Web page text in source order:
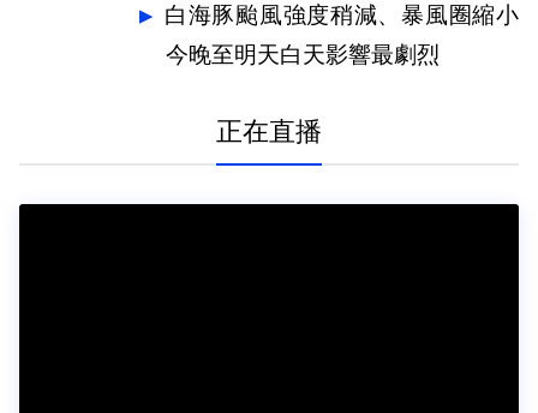
白海豚颱風強度稍減、暴風圈縮小
今晚至明天白天影響最劇烈
正在直播